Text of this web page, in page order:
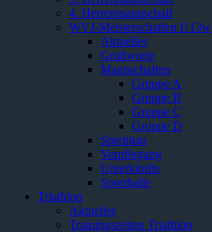
4. Herrenmannschaft
WVJ-Meisterschaften U13w
Aktuelles
Grußworte
Mannschaften
Gruppe A
Gruppe B
Gruppe C
Gruppe D
Spielplan
Verpflegung
Unterkünfte
Sporthalle
Triathlon
Aktuelles
Trainingszeiten Triathlon